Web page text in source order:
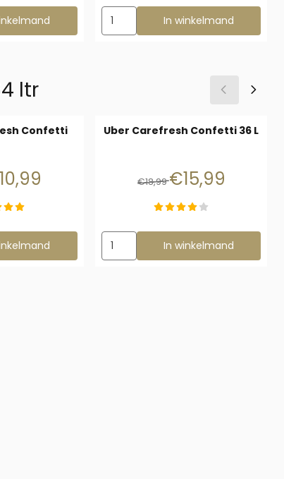
Cotton Comfort 140l - Katoen bodembedekking
Aantal kiezen voor Tunnel Trixie 20
In winkelmand
ltr
Confetti
19,95 voor 10,99
Chipsi Carefresh Confetti
Uber Carefresh Confetti 36 L
Van 18,99 voor 15,99
€18,99€15,99
Aantal kiezen voor Uber Carefresh
In winkelmand